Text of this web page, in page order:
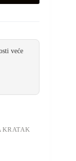
veće
KRATAK